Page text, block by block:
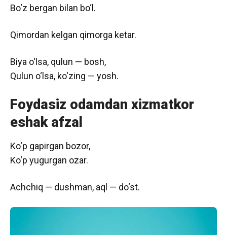
Bo‘z bergan bilan bo‘l.
Qimordan kelgan qimorga ketar.
Biya o‘lsa, qulun — bosh,
Qulun o‘lsa, ko‘zing — yosh.
Foydasiz odamdan xizmatkor
eshak afzal
Ko‘p gapirgan bozor,
Ko‘p yugurgan ozar.
Achchiq — dushman, aql — do‘st.